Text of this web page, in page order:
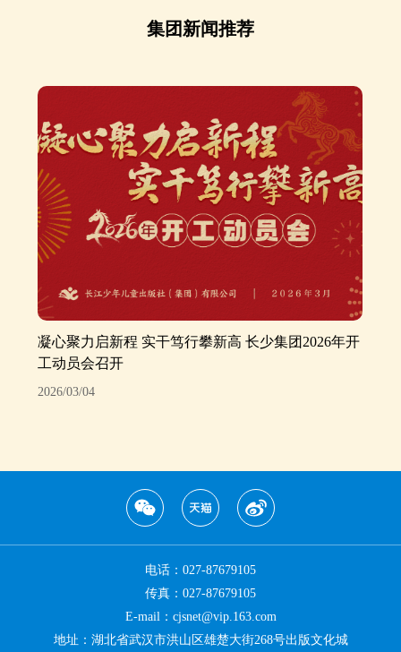
集团新闻推荐
凝心聚力启新程 实干笃行攀新高 长少集团2026年开
工动员会召开
2026/03/04
电话：027-87679105
传真：027-87679105
E-mail：cjsnet@vip.163.com
地址：湖北省武汉市洪山区雄楚大街268号出版文化城